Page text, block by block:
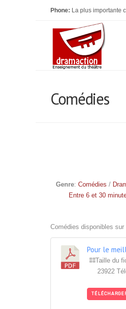
Phone: La plus importante
Comédies
Genre: Comédies /
Entre 6 et 30
Comédies disponibles
Pour le
Taille du
23922